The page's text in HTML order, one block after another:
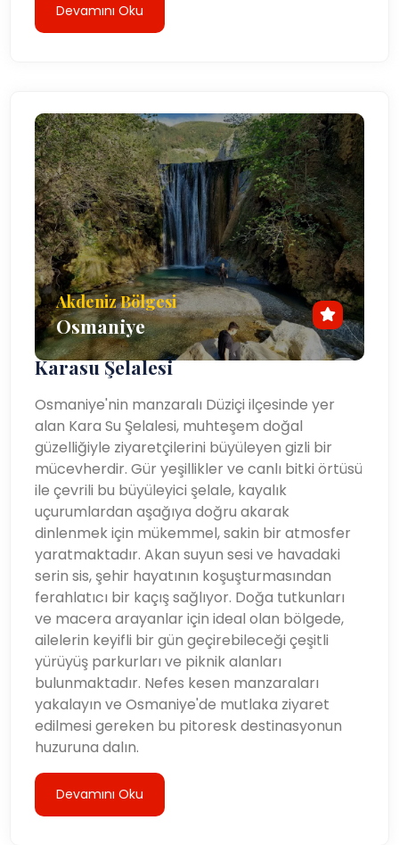
Devamını Oku
Akdeniz Bölgesi
Osmaniye
Karasu Şelalesi
Osmaniye'nin manzaralı Düziçi ilçesinde yer
alan Kara Su Şelalesi, muhteşem doğal
güzelliğiyle ziyaretçilerini büyüleyen gizli bir
mücevherdir. Gür yeşillikler ve canlı bitki örtüsü
ile çevrili bu büyüleyici şelale, kayalık
uçurumlardan aşağıya doğru akarak
dinlenmek için mükemmel, sakin bir atmosfer
yaratmaktadır. Akan suyun sesi ve havadaki
serin sis, şehir hayatının koşuşturmasından
ferahlatıcı bir kaçış sağlıyor. Doğa tutkunları
ve macera arayanlar için ideal olan bölgede,
ailelerin keyifli bir gün geçirebileceği çeşitli
yürüyüş parkurları ve piknik alanları
bulunmaktadır. Nefes kesen manzaraları
yakalayın ve Osmaniye'de mutlaka ziyaret
edilmesi gereken bu pitoresk destinasyonun
huzuruna dalın.
Devamını Oku